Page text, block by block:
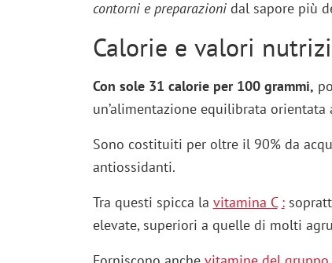
contorni e preparazioni dal sapore più
Calorie e valori
Con sole 31 calorie per 100 grammi,
un’alimentazione equilibrata
Sono costituiti per oltre il 90% da
antiossidanti.
Tra questi spicca la vitamina C :
elevate, superiori a quelle di molti